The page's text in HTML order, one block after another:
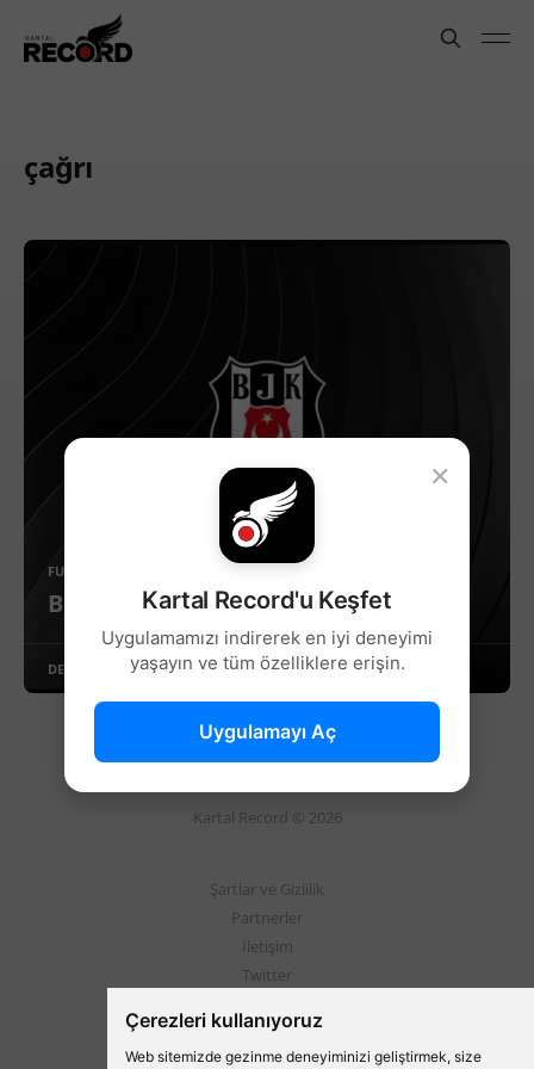
Çerezleri kullanıyoruz
Web sitemizde gezinme deneyiminizi geliştirmek, size
çağrı
FUTBOL
Beşiktaş'tan TFF'ye Resmi Çağrı!
DEVAMINI OKU
Kartal Record © 2026
Şartlar ve Gizlilik
Partnerler
İletişim
Twitter
×
Kartal Record'u Keşfet
Uygulamamızı indirerek en iyi deneyimi
yaşayın ve tüm özelliklere erişin.
Uygulamayı Aç